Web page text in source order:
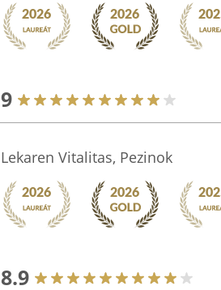
9
Lekaren Vitalitas, Pezinok
8.9